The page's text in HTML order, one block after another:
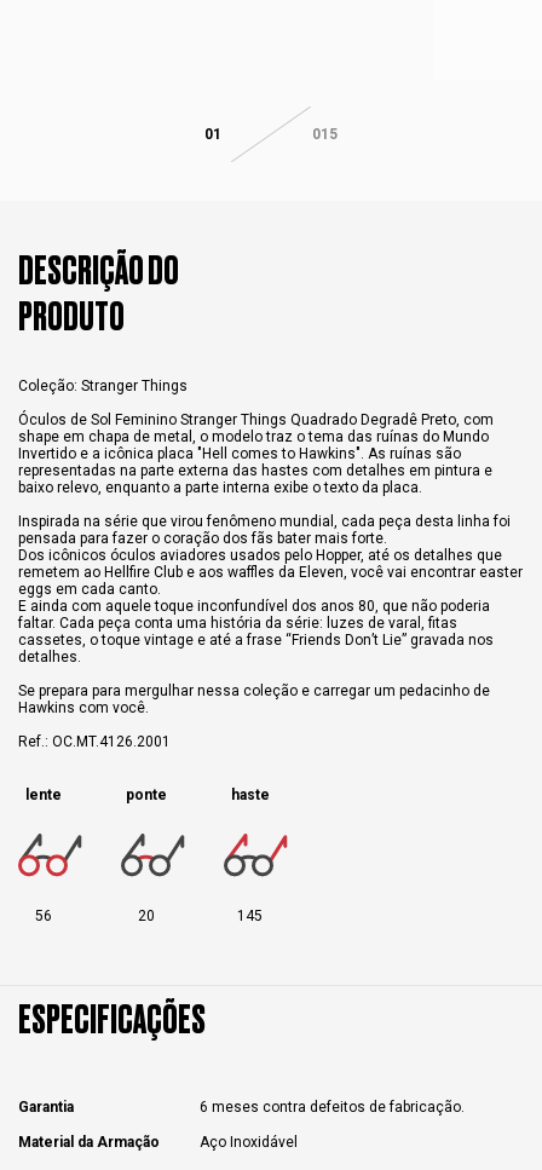
01 015
DESCRIÇÃO DO
PRODUTO
Coleção: Stranger Things
Óculos de Sol Feminino Stranger Things Quadrado Degradê Preto, com
shape em chapa de metal, o modelo traz o tema das ruínas do Mundo
Invertido e a icônica placa "Hell comes to Hawkins". As ruínas são
representadas na parte externa das hastes com detalhes em pintura e
baixo relevo, enquanto a parte interna exibe o texto da placa.
Inspirada na série que virou fenômeno mundial, cada peça desta linha foi
pensada para fazer o coração dos fãs bater mais forte.
Dos icônicos óculos aviadores usados pelo Hopper, até os detalhes que
remetem ao Hellfire Club e aos waffles da Eleven, você vai encontrar easter
eggs em cada canto.
E ainda com aquele toque inconfundível dos anos 80, que não poderia
faltar. Cada peça conta uma história da série: luzes de varal, fitas
cassetes, o toque vintage e até a frase “Friends Don’t Lie” gravada nos
detalhes.
Se prepara para mergulhar nessa coleção e carregar um pedacinho de
Hawkins com você.
Ref.: OC.MT.4126.2001
lente
56
ponte
20
haste
145
ESPECIFICAÇÕES
Garantia 6 meses contra defeitos de fabricação.
Material da Armação Aço Inoxidável